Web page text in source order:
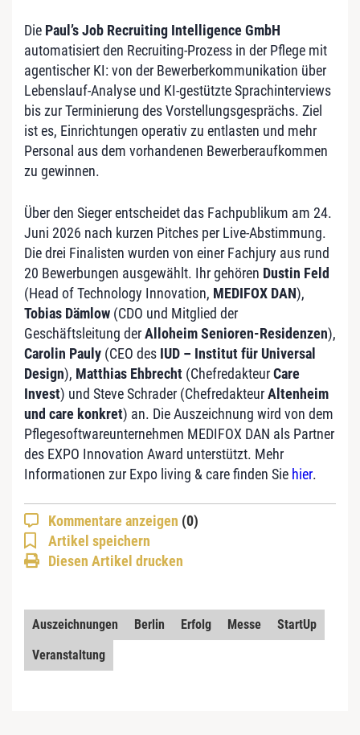
Die Paul’s Job Recruiting Intelligence GmbH
automatisiert den Recruiting-Prozess in der Pflege mit
agentischer KI: von der Bewerberkommunikation über
Lebenslauf-Analyse und KI-gestützte Sprachinterviews
bis zur Terminierung des Vorstellungsgesprächs. Ziel
ist es, Einrichtungen operativ zu entlasten und mehr
Personal aus dem vorhandenen Bewerberaufkommen
zu gewinnen.
Über den Sieger entscheidet das Fachpublikum am 24.
Juni 2026 nach kurzen Pitches per Live-Abstimmung.
Die drei Finalisten wurden von einer Fachjury aus rund
20 Bewerbungen ausgewählt. Ihr gehören Dustin Feld
(Head of Technology Innovation, MEDIFOX DAN),
Tobias Dämlow (CDO und Mitglied der
Geschäftsleitung derAlloheim Senioren-Residenzen),
Carolin Pauly (CEO des IUD – Institut für Universal
Design), Matthias Ehbrecht (ChefredakteurCare
Invest) und Steve Schrader (ChefredakteurAltenheim
und care konkret) an. Die Auszeichnung wird von dem
Pflegesoftwareunternehmen MEDIFOX DAN als Partner
des EXPO Innovation Award unterstützt. Mehr
Informationen zur Expo living & care finden Sie hier.
Kommentare anzeigen (0)
Artikel speichern
Diesen Artikel drucken
Auszeichnungen Berlin Erfolg Messe
StartUp
Veranstaltung